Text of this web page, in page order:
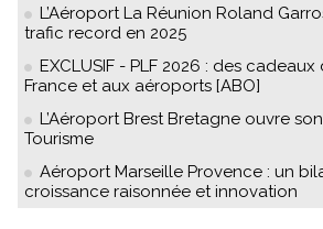
L’Aéroport La Réunion Roland
trafic record en 2025
EXCLUSIF - PLF 2026 : des
France et aux aéroports [ABO]
L’Aéroport Brest Bretagne ouvre
Tourisme
Aéroport Marseille Provence : un
croissance raisonnée et innovation